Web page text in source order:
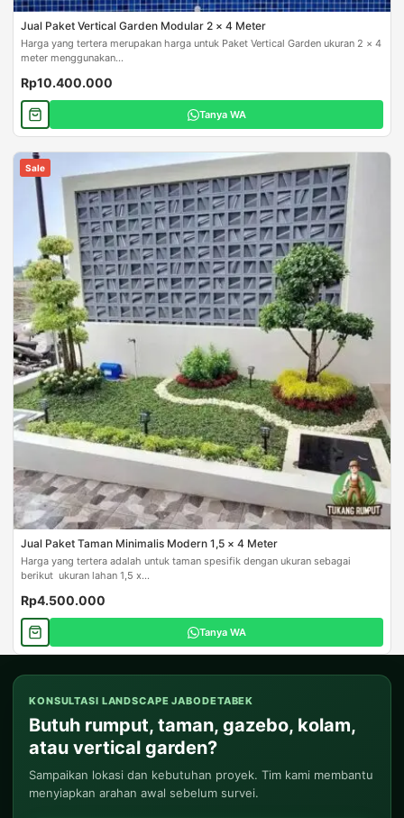
Jual Paket Vertical Garden Modular 2 × 4 Meter
Harga yang tertera merupakan harga untuk Paket Vertical Garden ukuran 2 × 4
meter menggunakan...
Rp10.400.000
Tanya WA
Sale
Jual Paket Taman Minimalis Modern 1,5 × 4 Meter
Harga yang tertera adalah untuk taman spesifik dengan ukuran sebagai
berikut ukuran lahan 1,5 x...
Rp4.500.000
Tanya WA
KONSULTASI LANDSCAPE JABODETABEK
Butuh rumput, taman, gazebo, kolam,
atau vertical garden?
Sampaikan lokasi dan kebutuhan proyek. Tim kami membantu
menyiapkan arahan awal sebelum survei.